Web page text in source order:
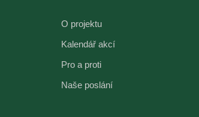
O projektu
Kalendář akcí
Pro a proti
Naše poslání